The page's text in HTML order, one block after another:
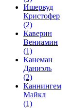
Ишервуд
Кристофер
(2)
Каверин
Вениамин
(1)
Канеман
Даниэль
(2)
Каннингем
Майкл
(1)